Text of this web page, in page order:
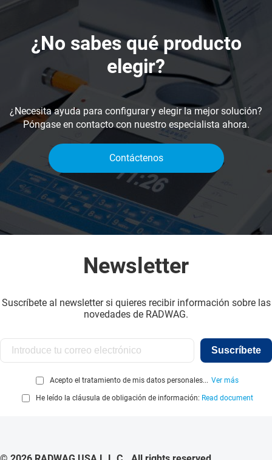
¿No sabes qué producto
elegir?
¿Necesita ayuda para configurar y elegir la mejor solución?
Póngase en contacto con nuestro especialista ahora.
Contáctenos
Newsletter
Suscríbete al newsletter si quieres recibir información sobre las
novedades de RADWAG.
Suscríbete
Acepto el tratamiento de mis datos personales... Ver más
He leído la cláusula de obligación de información: Read document